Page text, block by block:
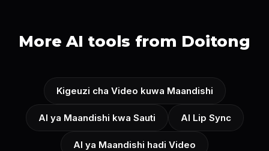
More AI tools from Doitong
Kigeuzi cha Video kuwa Maandishi
AI ya Maandishi kwa Sauti AI Lip Sync
AI ya Maandishi hadi Video